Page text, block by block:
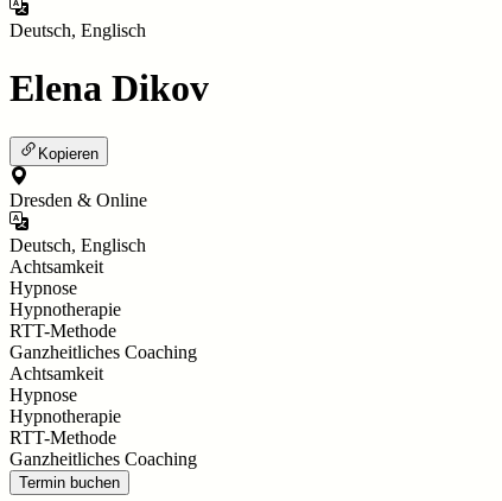
Deutsch, Englisch
Elena Dikov
Kopieren
Dresden & Online
Deutsch, Englisch
Achtsamkeit
Hypnose
Hypnotherapie
RTT-Methode
Ganzheitliches Coaching
Achtsamkeit
Hypnose
Hypnotherapie
RTT-Methode
Ganzheitliches Coaching
Termin buchen